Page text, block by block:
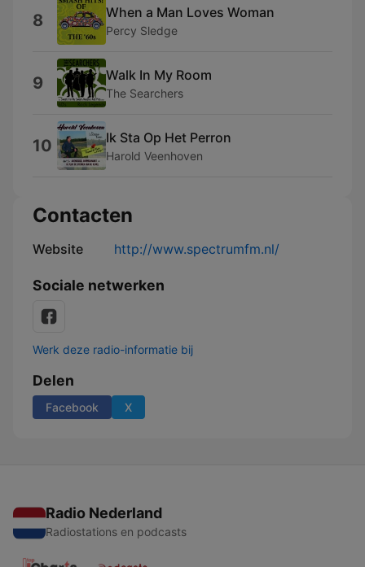
8 When a Man Loves Woman
Percy Sledge
9 Walk In My Room
The Searchers
10 Ik Sta Op Het Perron
Harold Veenhoven
Contacten
Website http://www.spectrumfm.nl/
Sociale netwerken
Werk deze radio-informatie bij
Delen
Facebook X
Radio Nederland
Radiostations en podcasts